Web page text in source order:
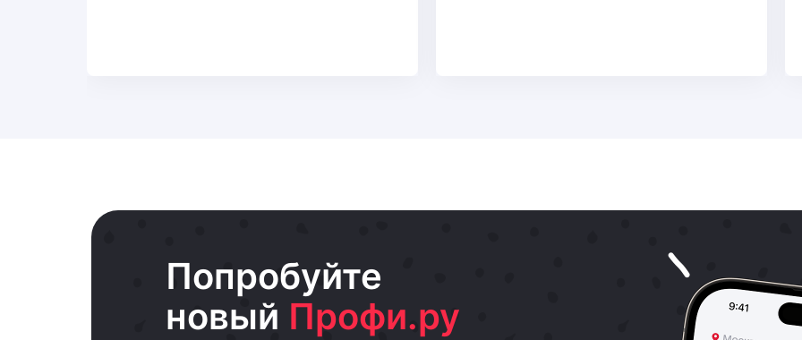
Попробуйте
новый Профи.ру